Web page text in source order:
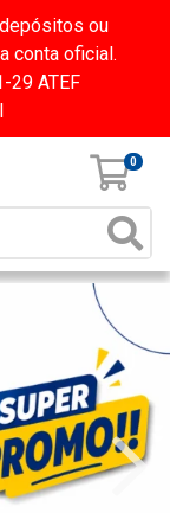
ou
conta oficial.
29 ATEF
0